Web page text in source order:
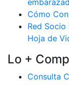
Cómo
Red
Hoja de
Lo +
Consulta